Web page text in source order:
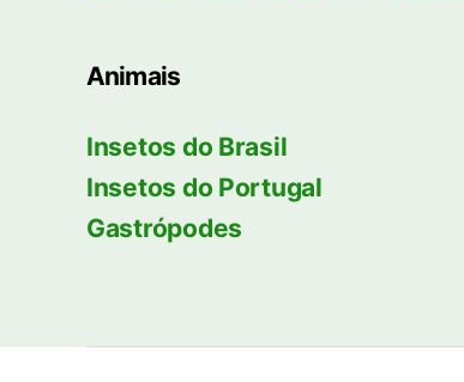
Animais
Insetos do Brasil
Insetos do Portugal
Gastrópodes